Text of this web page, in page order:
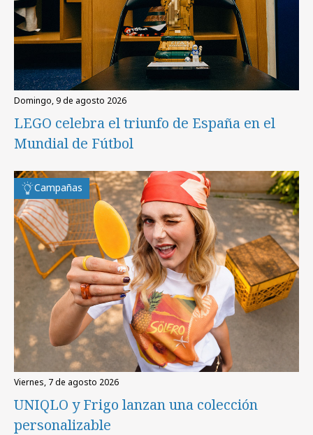
domingo, 9 de agosto 2026
LEGO celebra el triunfo de España en el
Mundial de Fútbol
Campañas
viernes, 7 de agosto 2026
UNIQLO y Frigo lanzan una colección
personalizable